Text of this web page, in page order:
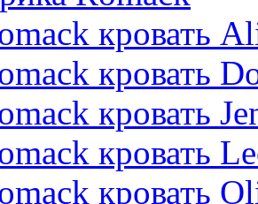
кровать
кровать
кровать
кровать
кровать